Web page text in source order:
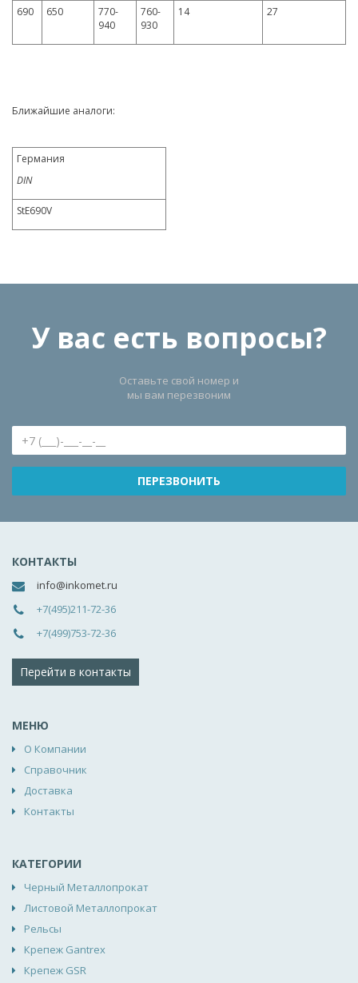
690 650
770-
940
760-
930
14 27
Ближайшие аналоги:
Германия
DIN
StE690V
У вас есть вопросы?
Оставьте свой номер и
мы вам перезвоним
КОНТАКТЫ
info@inkomet.ru
+7(495)211-72-36
+7(499)753-72-36
Перейти в контакты
МЕНЮ
О Компании
Справочник
Доставка
Контакты
КАТЕГОРИИ
Черный Металлопрокат
Листовой Металлопрокат
Рельсы
Крепеж Gantrex
Крепеж GSR